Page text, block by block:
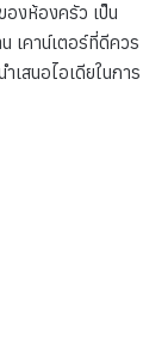
องห้องครัว เป็น
เคาน์เตอร์ที่ดีควร
เสนอไอเดียในการ